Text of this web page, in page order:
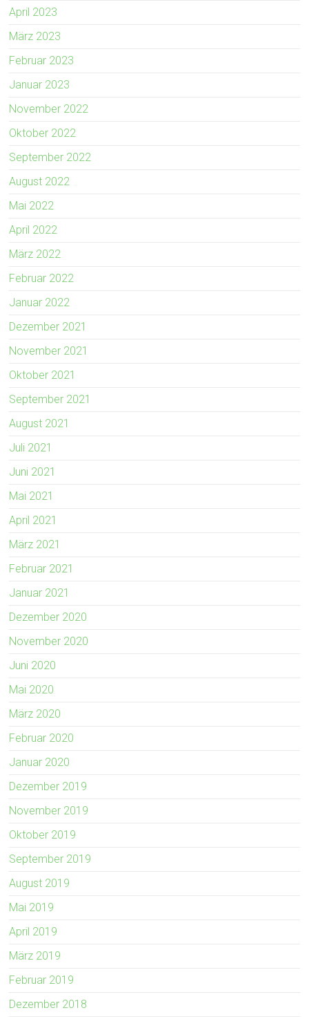
April 2023
März 2023
Februar 2023
Januar 2023
November 2022
Oktober 2022
September 2022
August 2022
Mai 2022
April 2022
März 2022
Februar 2022
Januar 2022
Dezember 2021
November 2021
Oktober 2021
September 2021
August 2021
Juli 2021
Juni 2021
Mai 2021
April 2021
März 2021
Februar 2021
Januar 2021
Dezember 2020
November 2020
Juni 2020
Mai 2020
März 2020
Februar 2020
Januar 2020
Dezember 2019
November 2019
Oktober 2019
September 2019
August 2019
Mai 2019
April 2019
März 2019
Februar 2019
Dezember 2018